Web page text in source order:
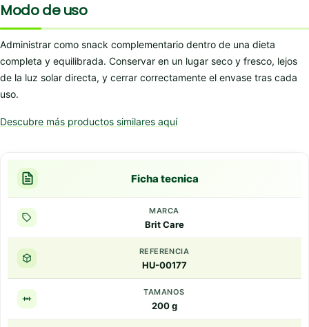
Modo de uso
Administrar como snack complementario dentro de una dieta
completa y equilibrada. Conservar en un lugar seco y fresco, lejos
de la luz solar directa, y cerrar correctamente el envase tras cada
uso.
Descubre más productos similares aquí
Ficha tecnica
MARCA
Brit Care
REFERENCIA
HU-00177
TAMANOS
200 g